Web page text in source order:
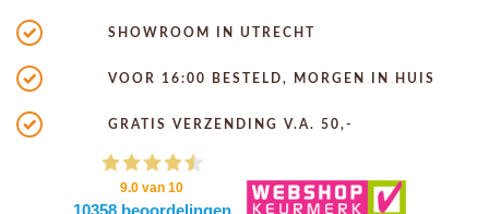
SHOWROOM IN UTRECHT
VOOR 16:00 BESTELD, MORGEN IN HUIS
GRATIS VERZENDING V.A. 50,-